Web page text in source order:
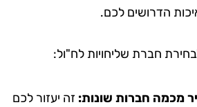
הדרושים לכם.
חברת שליחויות לח"ול:
חברות שונות:זה יעזור לכם